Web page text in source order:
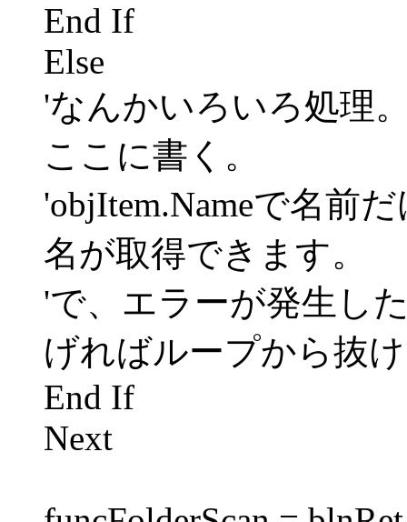
End If
Else
'なんかいろいろ処理
ここに書く。
'objItem.Nameで名前
名が取得できます。
'で、エラーが発生し
げればループから抜
End If
Next